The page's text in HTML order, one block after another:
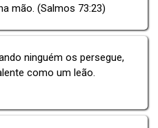
mão. (Salmos 73:23)
ninguém os persegue,
como um leão.